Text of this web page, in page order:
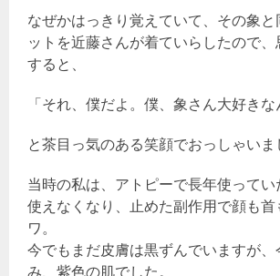
なぜかはっきり覚えていて、その象と
ットを近藤さんが着ていらしたので
すると、
「それ、僕だよ。僕、象さん大好きな
と茶目っ気のある笑顔でおっしゃいま
当時の私は、アトピーで長年使って
使えなくなり、止めた副作用で顔も
ワ。
今でもまだ皮膚は黒ずんでいますが、
み、紫色の肌でした。